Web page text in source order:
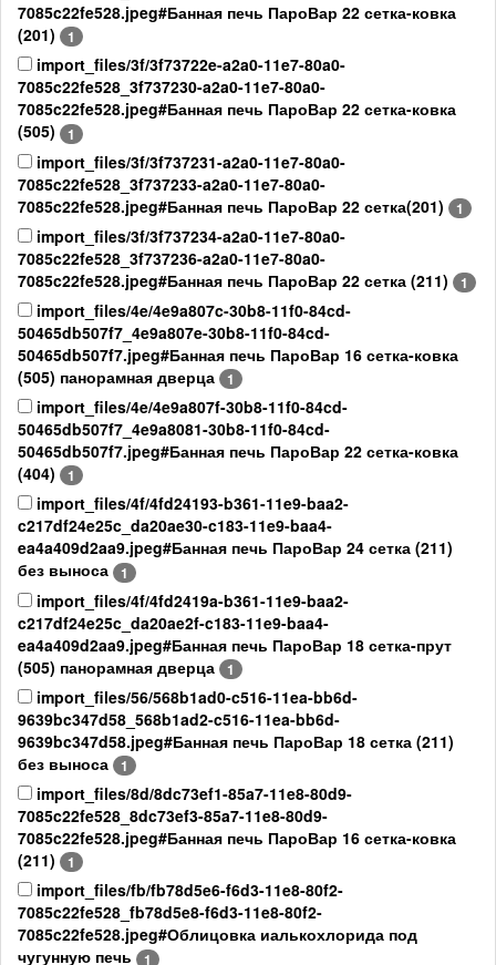
7085c22fe528.jpeg#Банная печь ПароВар 22 сетка-ковка
(201)
1
import_files/3f/3f73722e-a2a0-11e7-80a0-
7085c22fe528_3f737230-a2a0-11e7-80a0-
7085c22fe528.jpeg#Банная печь ПароВар 22 сетка-ковка
(505)
1
import_files/3f/3f737231-a2a0-11e7-80a0-
7085c22fe528_3f737233-a2a0-11e7-80a0-
7085c22fe528.jpeg#Банная печь ПароВар 22 сетка(201)
1
import_files/3f/3f737234-a2a0-11e7-80a0-
7085c22fe528_3f737236-a2a0-11e7-80a0-
7085c22fe528.jpeg#Банная печь ПароВар 22 сетка (211)
1
import_files/4e/4e9a807c-30b8-11f0-84cd-
50465db507f7_4e9a807e-30b8-11f0-84cd-
50465db507f7.jpeg#Банная печь ПароВар 16 сетка-ковка
(505) панорамная дверца
1
import_files/4e/4e9a807f-30b8-11f0-84cd-
50465db507f7_4e9a8081-30b8-11f0-84cd-
50465db507f7.jpeg#Банная печь ПароВар 22 сетка-ковка
(404)
1
import_files/4f/4fd24193-b361-11e9-baa2-
c217df24e25c_da20ae30-c183-11e9-baa4-
ea4a409d2aa9.jpeg#Банная печь ПароВар 24 сетка (211)
без выноса
1
import_files/4f/4fd2419a-b361-11e9-baa2-
c217df24e25c_da20ae2f-c183-11e9-baa4-
ea4a409d2aa9.jpeg#Банная печь ПароВар 18 сетка-прут
(505) панорамная дверца
1
import_files/56/568b1ad0-c516-11ea-bb6d-
9639bc347d58_568b1ad2-c516-11ea-bb6d-
9639bc347d58.jpeg#Банная печь ПароВар 18 сетка (211)
без выноса
1
import_files/8d/8dc73ef1-85a7-11e8-80d9-
7085c22fe528_8dc73ef3-85a7-11e8-80d9-
7085c22fe528.jpeg#Банная печь ПароВар 16 сетка-ковка
(211)
1
import_files/fb/fb78d5e6-f6d3-11e8-80f2-
7085c22fe528_fb78d5e8-f6d3-11e8-80f2-
7085c22fe528.jpeg#Облицовка иалькохлорида под
чугунную печь
1